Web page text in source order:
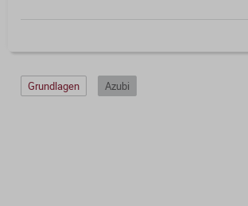
Digitale Anwendungen
Kanzleiorganisation
Grundlagen Azubi